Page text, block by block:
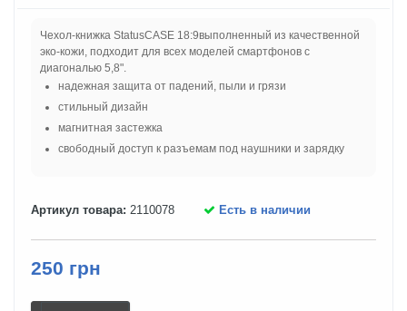
Чехол-книжка StatusCASE 18:9выполненный из качественной
эко-кожи, подходит для всех моделей смартфонов с
диагональю 5,8".
надежная защита от падений, пыли и грязи
стильный дизайн
магнитная застежка
свободный доступ к разъемам под наушники и зарядку
Артикул товара: 2110078 Есть в наличии
250 грн